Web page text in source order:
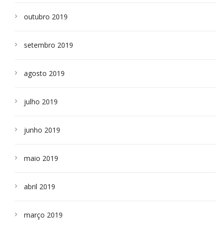
outubro 2019
setembro 2019
agosto 2019
julho 2019
junho 2019
maio 2019
abril 2019
março 2019